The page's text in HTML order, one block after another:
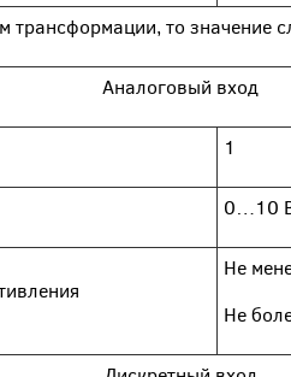
трансформации, то значение
Аналоговый вход
1
0…10
Не
Не